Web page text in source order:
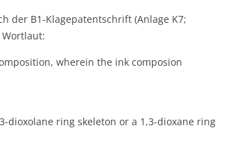
der B1-Klagepatentschrift (Anlage K7;
wherein the ink composion
dioxolane ring skeleton or a 1,3-dioxane ring